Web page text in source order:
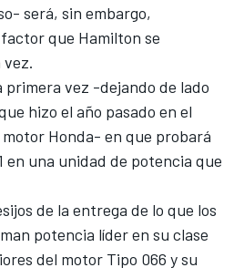
será, sin embargo,
que Hamilton se
primera vez -dejando de lado
hizo el año pasado en el
Honda- en que probará
en una unidad de potencia que
de la entrega de lo que los
potencia líder en su clase
del motor Tipo 066 y su